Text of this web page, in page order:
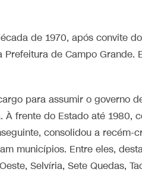
de 1970, após convite
de Campo Grande.
para assumir o governo
À frente do Estado até 1980,
consolidou a recém-
municípios. Entre eles,
Selvíria, Sete Quedas,